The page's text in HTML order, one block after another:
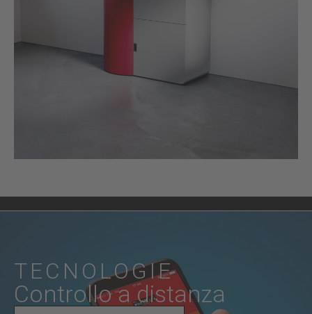
TECNOLOGIE
Controllo a distanza